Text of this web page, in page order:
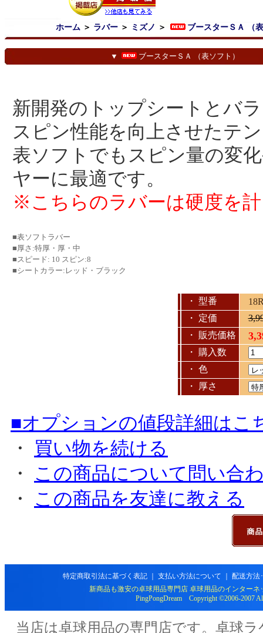
ホーム ＞ ラバー＞ ミズノ ＞ ブースターＳＡ （
▼ ブースターＳＡ （表ソフト）
新開発のトップシートとバ
スピン性能を向上させたテ
表ソフトでもスピン量の変
ヤーに最適です。
※こちらのラバーは硬度を
■表ソフトラバー
■厚さ:特厚・厚・中
■スピード: 10 スピン:8
■シートカラー:レッド・ブラック
・ 型番
・ 定価
・ 販売価格
・ 購入数
・ 色
・ 厚さ
■オプションの値段詳細はこ
・ 買い物を続ける
・ この商品について問い合
・ この商品を友達に教える
特定商取引法に基づく表記 支払い方法について
配送方法
新商品も激安の卓球用品専門店 卓球用品のインター
PingPongDream Copyright ©2006-2007
当店は卓球用品の専門店です。卓球